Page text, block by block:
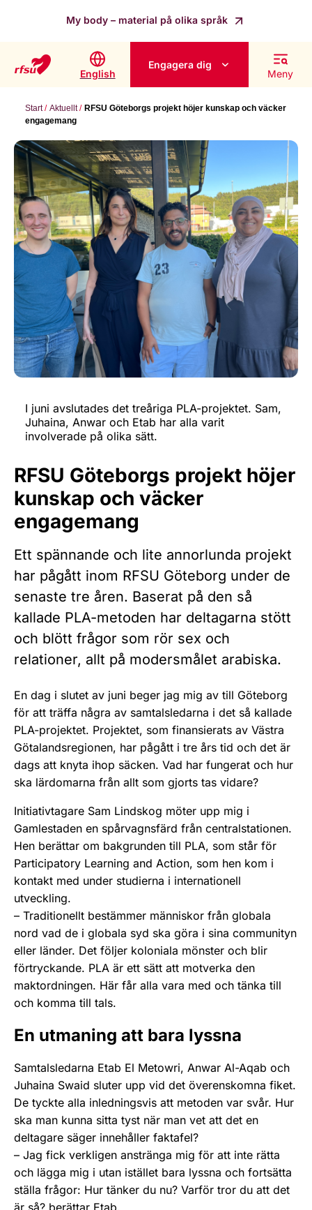
My body – material på olika språk
English
Engagera dig
Meny
Start Aktuellt
RFSU Göteborgs projekt höjer kunskap och väcker
engagemang
I juni avslutades det treåriga PLA-projektet. Sam,
Juhaina, Anwar och Etab har alla varit
involverade på olika sätt.
RFSU Göteborgs projekt höjer
kunskap och väcker
engagemang
Ett spännande och lite annorlunda projekt
har pågått inom RFSU Göteborg under de
senaste tre åren. Baserat på den så
kallade PLA-metoden har deltagarna stött
och blött frågor som rör sex och
relationer, allt på modersmålet arabiska.
En dag i slutet av juni beger jag mig av till Göteborg
för att träffa några av samtalsledarna i det så kallade
PLA-projektet. Projektet, som finansierats av Västra
Götalandsregionen, har pågått i tre års tid och det är
dags att knyta ihop säcken. Vad har fungerat och hur
ska lärdomarna från allt som gjorts tas vidare?
Initiativtagare Sam Lindskog möter upp mig i
Gamlestaden en spårvagnsfärd från centralstationen.
Hen berättar om bakgrunden till PLA, som står för
Participatory Learning and Action, som hen kom i
kontakt med under studierna i internationell
utveckling.
– Traditionellt bestämmer människor från globala
nord vad de i globala syd ska göra i sina communityn
eller länder. Det följer koloniala mönster och blir
förtryckande. PLA är ett sätt att motverka den
maktordningen. Här får alla vara med och tänka till
och komma till tals.
En utmaning att bara lyssna
Samtalsledarna Etab El Metowri, Anwar Al-Aqab och
Juhaina Swaid sluter upp vid det överenskomna fiket.
De tyckte alla inledningsvis att metoden var svår. Hur
ska man kunna sitta tyst när man vet att det en
deltagare säger innehåller faktafel?
– Jag fick verkligen anstränga mig för att inte rätta
och lägga mig i utan istället bara lyssna och fortsätta
ställa frågor: Hur tänker du nu? Varför tror du att det
är så? berättar Etab.